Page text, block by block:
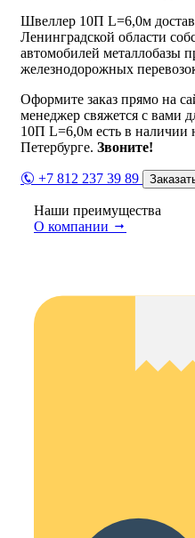
Швеллер 10П L=6,0м
Ленинградской области
автомобилей металлобазы
железнодорожных
Оформите заказ прямо на
менеджер свяжется с вами
10П L=6,0м есть в наличии
Петербурге. Звоните!
+7 812 237 39 89
Наши преимущества
О компании